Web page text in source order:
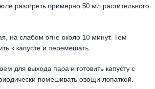
разогреть примерно 50 мл растительного
на слабом огне около 10 минут. Тем
к капусте и перемешать.
для выхода пара и готовить капусту с
помешивать овощи лопаткой.